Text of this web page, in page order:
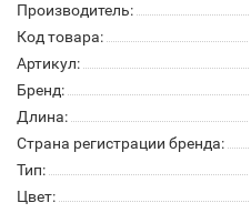
Производитель:
Код товара:
Артикул:
Бренд:
Длина:
Страна регистрации бренда:
Тип:
Цвет: